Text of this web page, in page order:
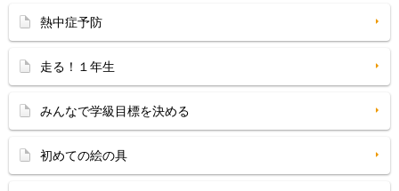
熱中症予防
走る！１年生
みんなで学級目標を決める
初めての絵の具